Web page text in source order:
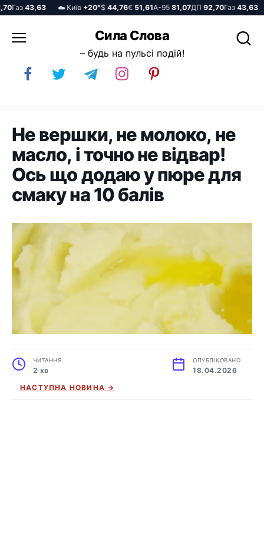
Газ43,63 ☁️ Київ+20°$44,76€51,61А-9581,07ДП92,70Газ43,63
до
Сила Слова
– будь на пульсі подій!
Не вершки, не молоко, не
масло, і точно не відвар!
Ось що додаю у пюре для
смаку на 10 балів
ЧИТАННЯ
2 хв
ОПУБЛІКОВАНО
18.04.2026
НАСТУПНА НОВИНА →